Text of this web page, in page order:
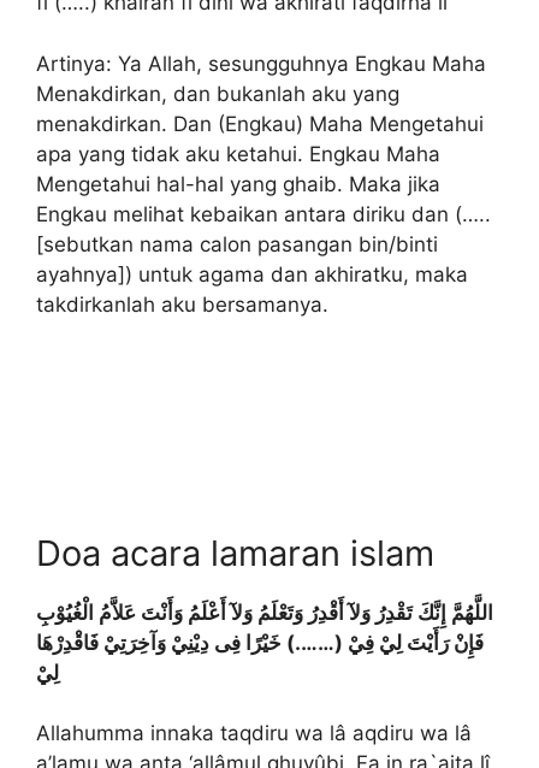
Artinya: Ya Allah, sesungguhnya Engkau Maha
Menakdirkan, dan bukanlah aku yang
menakdirkan. Dan (Engkau) Maha Mengetahui
apa yang tidak aku ketahui. Engkau Maha
Mengetahui hal-hal yang ghaib. Maka jika
Engkau melihat kebaikan antara diriku dan (…..
[sebutkan nama calon pasangan bin/binti
ayahnya]) untuk agama dan akhiratku, maka
takdirkanlah aku bersamanya.
Doa acara lamaran islam
اللَّهُمَّ إِنَّكَ تَقْدِرُ وَلآ أَقْدِرُ وَتَعْلَمُ وَلآ أَعْلَمُ وَأَنْتَ عَلاَّمُ الْغُيُوْبِ
فَإِنْ رَأَيْتَ لِيْ فِيْ (…….) خَيْرًا فِى دِيْنِيْ وَآخِرَتِيْ فَاقْدِرْهَا
لِيْ
Allahumma innaka taqdiru wa lâ aqdiru wa lâ